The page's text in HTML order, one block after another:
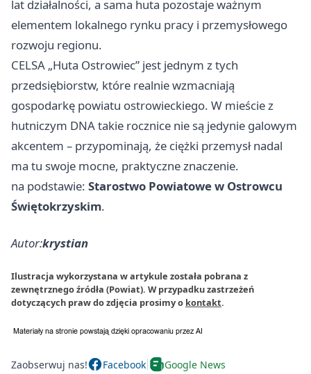
lat działalności, a sama huta pozostaje ważnym
elementem lokalnego rynku pracy i przemysłowego
rozwoju regionu.
CELSA „Huta Ostrowiec” jest jednym z tych
przedsiębiorstw, które realnie wzmacniają
gospodarkę powiatu ostrowieckiego. W mieście z
hutniczym DNA takie rocznice nie są jedynie galowym
akcentem – przypominają, że ciężki przemysł nadal
ma tu swoje mocne, praktyczne znaczenie.
na podstawie: Starostwo Powiatowe w Ostrowcu
Świętokrzyskim.
Autor:krystian
Ilustracja wykorzystana w artykule została pobrana z
zewnętrznego źródła (Powiat). W przypadku zastrzeżeń
dotyczących praw do zdjęcia prosimy o kontakt.
Zaobserwuj nas! Facebook Google News